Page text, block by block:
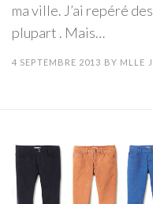
ma ville. J’ai repéré
plupart . Mais…
4 SEPTEMBRE 2013 BY MLLE